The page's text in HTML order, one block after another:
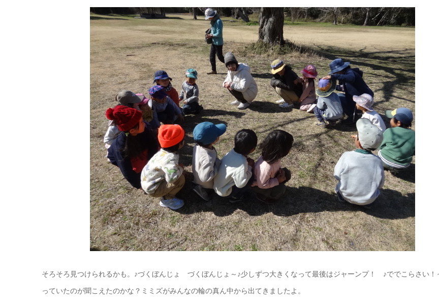
そろそろ見つけられるかも。♪づくぼんじょ づくぼんじょ～♪少しずつ大きくなって最後はジャーンプ！ ♪ででこらさい！
っていたのが聞こえたのかな？ミミズがみんなの輪の真ん中から出てきましたよ。